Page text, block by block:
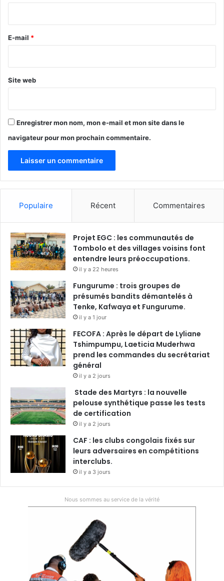
e
E-mail *
Site web
Enregistrer mon nom, mon e-mail et mon site dans le
navigateur pour mon prochain commentaire.
Populaire Récent Commentaires
Projet EGC : les communautés de
Tombolo et des villages voisins font
entendre leurs préoccupations.
il y a 22 heures
Fungurume : trois groupes de
présumés bandits démantelés à
Tenke, Kafwaya et Fungurume.
il y a 1 jour
FECOFA : Après le départ de Lyliane
Tshimpumpu, Laeticia Muderhwa
prend les commandes du secrétariat
général
il y a 2 jours
Stade des Martyrs : la nouvelle
pelouse synthétique passe les tests
de certification
il y a 2 jours
CAF : les clubs congolais fixés sur
leurs adversaires en compétitions
interclubs.
il y a 3 jours
Nous sommes au service de la vérité